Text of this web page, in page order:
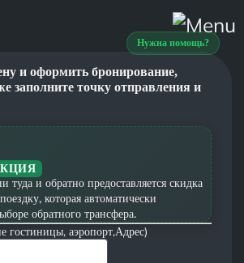
Нужна помощь?
и оформить бронирование,
заполните точку отправления и
туда и обратно предоставляется скидка
которая автоматически
обратного трансфера.
гостиницы, аэропорт,Адрес)